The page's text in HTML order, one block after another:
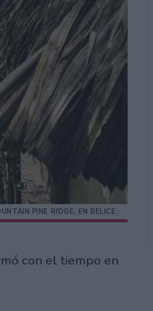
PINE RIDGE, EN BELICE.
con el tiempo en